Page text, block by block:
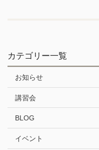
カテゴリー一覧
お知らせ
講習会
BLOG
イベント